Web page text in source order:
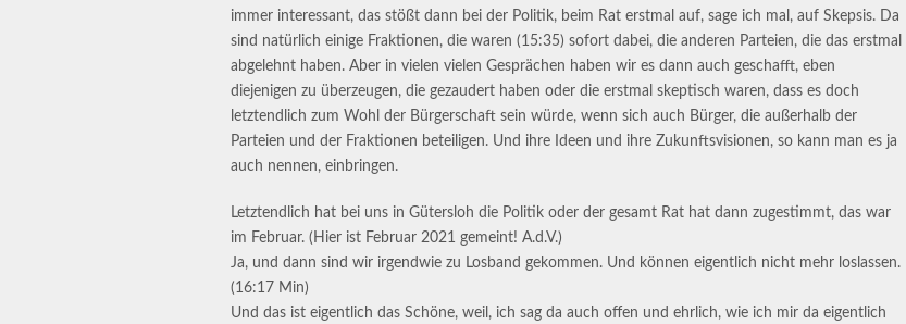
immer interessant, das stößt dann bei der Politik, beim Rat erstmal auf, sage ich mal, auf Skepsis. Da
sind natürlich einige Fraktionen, die waren (15:35) sofort dabei, die anderen Parteien, die das erstmal
abgelehnt haben. Aber in vielen vielen Gesprächen haben wir es dann auch geschafft, eben
diejenigen zu überzeugen, die gezaudert haben oder die erstmal skeptisch waren, dass es doch
letztendlich zum Wohl der Bürgerschaft sein würde, wenn sich auch Bürger, die außerhalb der
Parteien und der Fraktionen beteiligen. Und ihre Ideen und ihre Zukunftsvisionen, so kann man es ja
auch nennen, einbringen.
Letztendlich hat bei uns in Gütersloh die Politik oder der gesamt Rat hat dann zugestimmt, das war
im Februar. (Hier ist Februar 2021 gemeint! A.d.V.)
Ja, und dann sind wir irgendwie zu Losband gekommen. Und können eigentlich nicht mehr loslassen.
(16:17 Min)
Und das ist eigentlich das Schöne, weil, ich sag da auch offen und ehrlich, wie ich mir da eigentlich